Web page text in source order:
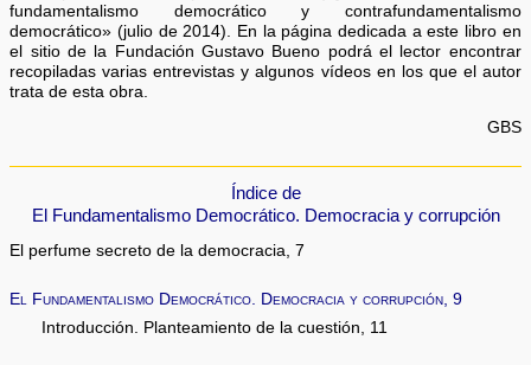
fundamentalismo democrático y contrafundamentalismo
democrático» (julio de 2014). En la página dedicada a este libro en
el sitio de la Fundación Gustavo Bueno podrá el lector encontrar
recopiladas varias entrevistas y algunos vídeos en los que el autor
trata de esta obra.
GBS
Índice de
El Fundamentalismo Democrático. Democracia y corrupción
El perfume secreto de la democracia, 7
El Fundamentalismo Democrático. Democracia y corrupción, 9
Introducción. Planteamiento de la cuestión, 11